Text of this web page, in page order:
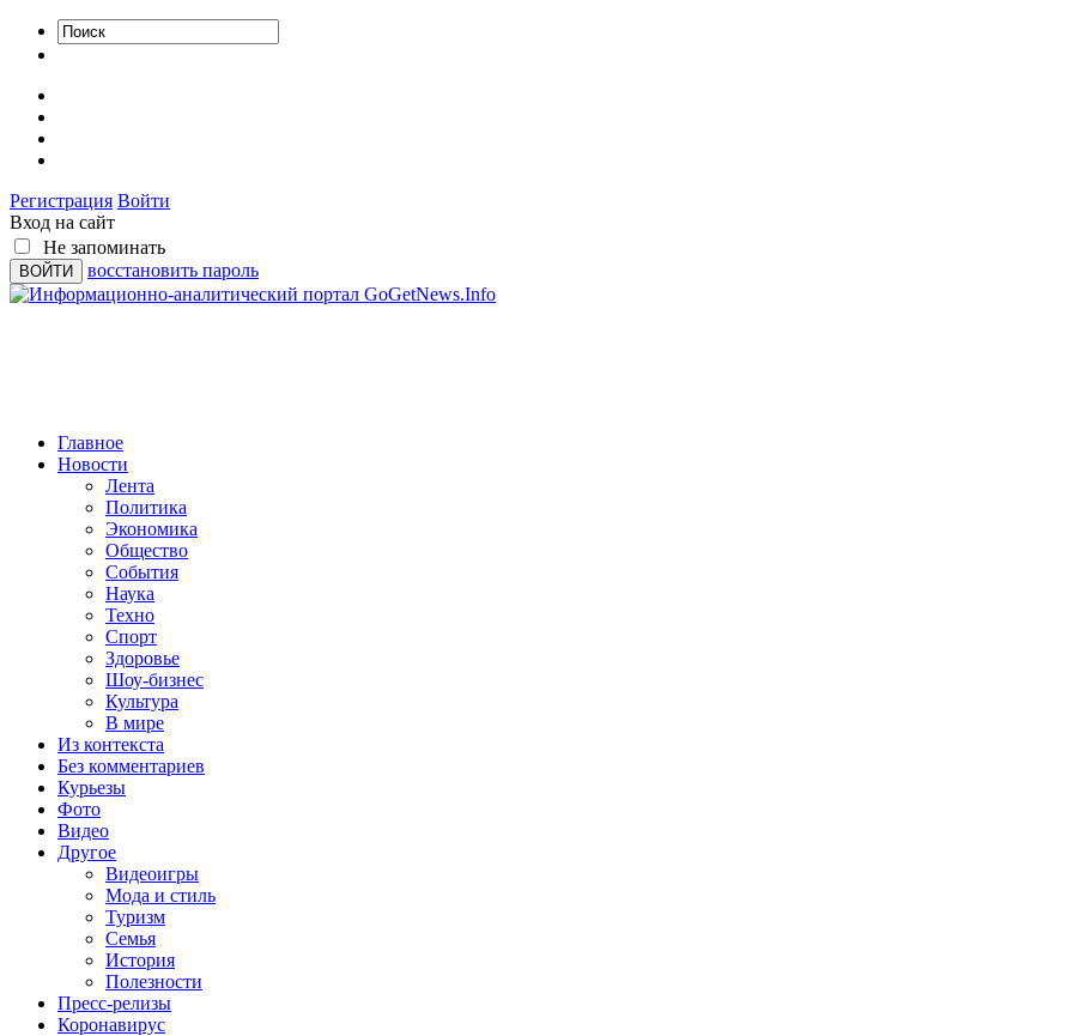
Регистрация Войти
Вход на сайт
Не запоминать
восстановить пароль
Главное
Новости
Лента
Политика
Экономика
Общество
События
Наука
Техно
Спорт
Здоровье
Шоу-бизнес
Культура
В мире
Из контекста
Без комментариев
Курьезы
Фото
Видео
Другое
Видеоигры
Мода и стиль
Туризм
Семья
История
Полезности
Пресс-релизы
Коронавирус